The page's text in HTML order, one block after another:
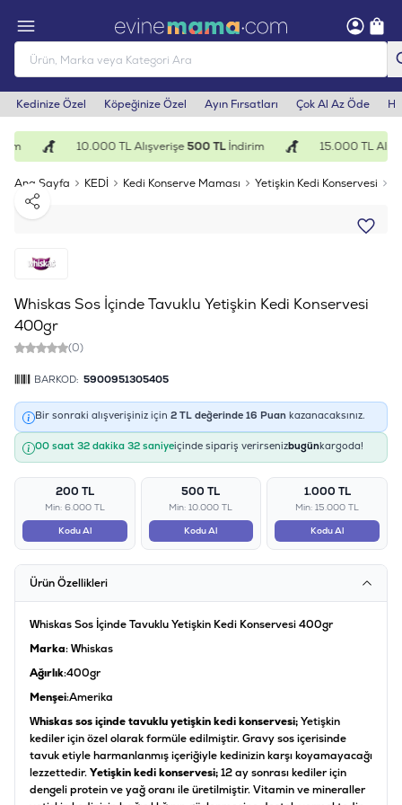
Kedinize Özel Köpeğinize Özel Ayın Fırsatları Çok Al Az Öde
10.000 TL Alışverişe500 TLİndirim 15.000 TL
Ana Sayfa KEDİ Kedi Konserve Maması Yetişkin Kedi Konservesi
Paylaş
Whiskas Sos İçinde Tavuklu Yetişkin Kedi Konservesi
400gr
(0)
BARKOD: 5900951305405
Bir sonraki alışverişiniz için 2 TL değerinde 16 Puan kazanacaksınız.
00 saat 32 dakika 32 saniyeiçinde sipariş verirsenizbugünkargoda!
200 TL
Min: 6.000 TL
Kodu Al
500 TL
Min: 10.000 TL
Kodu Al
1.000 TL
Min: 15.000 TL
Kodu Al
Ürün Özellikleri
Whiskas Sos İçinde Tavuklu Yetişkin Kedi Konservesi 400gr
Marka: Whiskas
Ağırlık:400gr
Menşei:Amerika
Whiskas sos içinde tavuklu yetişkin kedi konservesi;Yetişkin
kediler için özel olarak formüle edilmiştir. Gravy sos içerisinde
tavuk etiyle harmanlanmış içeriğiyle kedinizin karşı koyamayacağı
lezzettedir.Yetişkin kedi konservesi;12 ay sonrası kediler için
dengeli protein ve yağ oranı ile üretilmiştir. Vitamin ve mineraller